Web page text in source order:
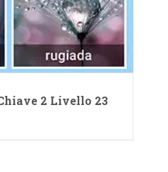
2 Livello 23